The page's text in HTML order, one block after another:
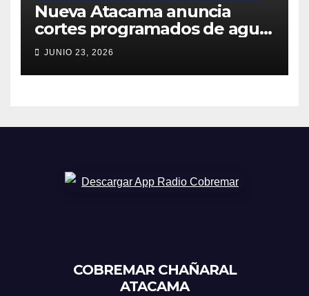
Nueva Atacama anuncia
cortes programados de agua
potable en Copiapó y
Caldera: revisa fechas,
horarios y sectores
JUNIO 23, 2026
COBREMAR CHAÑARAL
ATACAMA